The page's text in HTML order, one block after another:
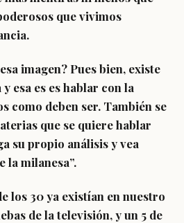
que vivimos
imagen? Pues bien, existe
esa es es hablar con la
como deben ser. También se
que se quiere hablar
su propio análisis y vea
la milanesa”.
los 30 ya existían en nuestro
de la televisión, y un 5 de